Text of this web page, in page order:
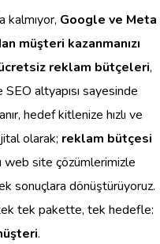
kalmıyor, Google ve Meta
müşteri kazanmanızı
reklam bütçeleri,
altyapısı sayesinde
hedef kitlenize hızlı ve
olarak; reklam bütçesi
web site çözümlerimizle
sonuçlara dönüştürüyoruz.
tek pakette, tek hedefle:
.